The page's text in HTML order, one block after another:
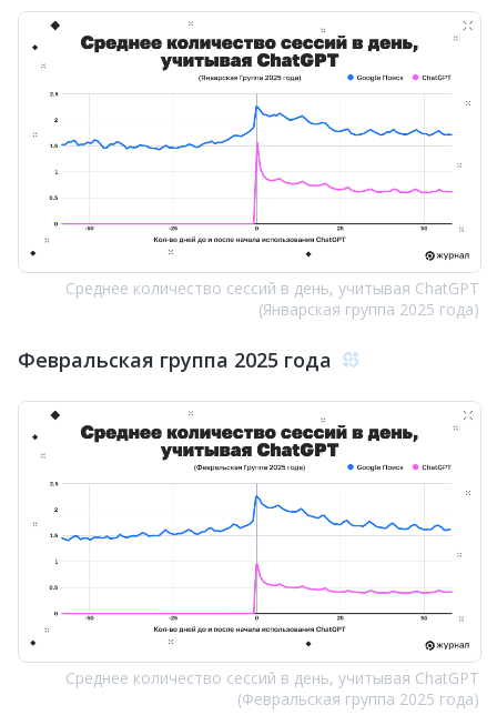
Среднее количество сессий в день, учитывая ChatGPT
(Январская группа 2025 года)
Февральская группа 2025 года
Среднее количество сессий в день, учитывая ChatGPT
(Февральская группа 2025 года)